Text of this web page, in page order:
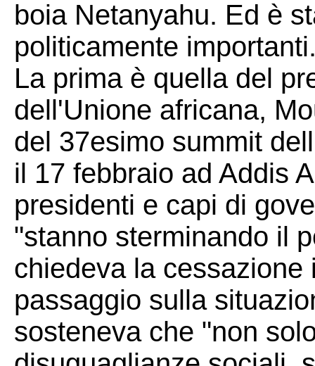
boia Netanyahu. Ed è
politicamente
La prima è quella del
dell'Unione africana,
del 37esimo summit
il 17 febbraio ad Addis
presidenti e capi di
"stanno sterminando il
chiedeva la
passaggio sulla
sosteneva che "non